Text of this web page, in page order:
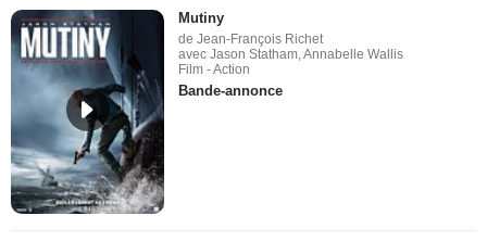
Mutiny
de Jean-François Richet
avec Jason Statham, Annabelle Wallis
Film - Action
Bande-annonce